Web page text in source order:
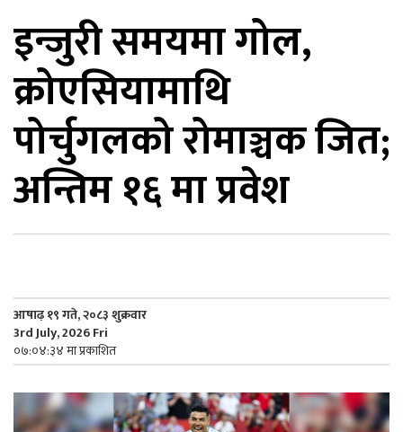
इन्जुरी समयमा गोल,
क्रोएसियामाथि
पोर्चुगलको रोमाञ्चक जित;
अन्तिम १६ मा प्रवेश
आषाढ़ १९ गते, २०८३ शुक्रवार
3rd July, 2026 Fri
०७:०४:३४ मा प्रकाशित